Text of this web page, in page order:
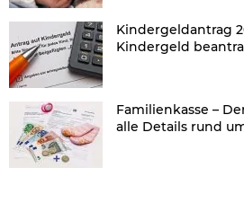
Kindergeldantrag
Kindergeld
Familienkasse –
alle Details rund